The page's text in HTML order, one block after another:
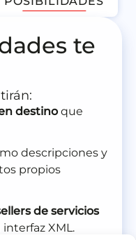
te
destinoque
descripciones y
propios
de servicios
XML.